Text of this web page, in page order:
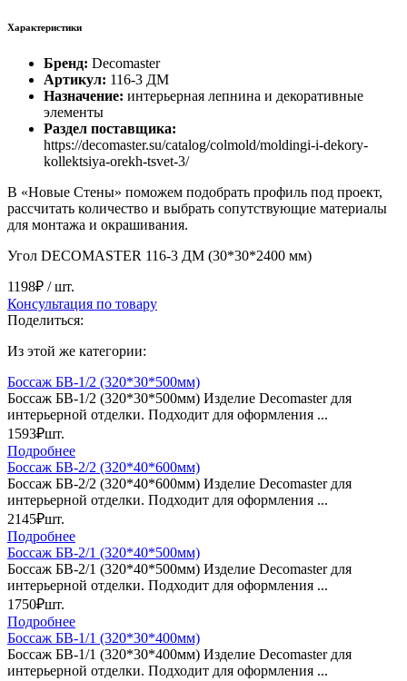
Характеристики
Бренд: Decomaster
Артикул: 116-3 ДМ
Назначение: интерьерная лепнина и декоративные
элементы
Раздел поставщика:
https://decomaster.su/catalog/colmold/moldingi-i-dekory-
kollektsiya-orekh-tsvet-3/
В «Новые Стены» поможем подобрать профиль под проект,
рассчитать количество и выбрать сопутствующие материалы
для монтажа и окрашивания.
Угол DECOMASTER 116-3 ДМ (30*30*2400 мм)
1198₽ / шт.
Консультация по товару
Поделиться:
Из этой же категории:
Боссаж БВ-1/2 (320*30*500мм)
Боссаж БВ-1/2 (320*30*500мм) Изделие Decomaster для
интерьерной отделки. Подходит для оформления ...
1593₽шт.
Подробнее
Боссаж БВ-2/2 (320*40*600мм)
Боссаж БВ-2/2 (320*40*600мм) Изделие Decomaster для
интерьерной отделки. Подходит для оформления ...
2145₽шт.
Подробнее
Боссаж БВ-2/1 (320*40*500мм)
Боссаж БВ-2/1 (320*40*500мм) Изделие Decomaster для
интерьерной отделки. Подходит для оформления ...
1750₽шт.
Подробнее
Боссаж БВ-1/1 (320*30*400мм)
Боссаж БВ-1/1 (320*30*400мм) Изделие Decomaster для
интерьерной отделки. Подходит для оформления ...